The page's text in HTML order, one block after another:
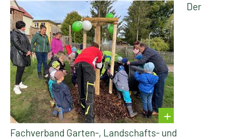
Der
Fachverband Garten-, Landschafts- und